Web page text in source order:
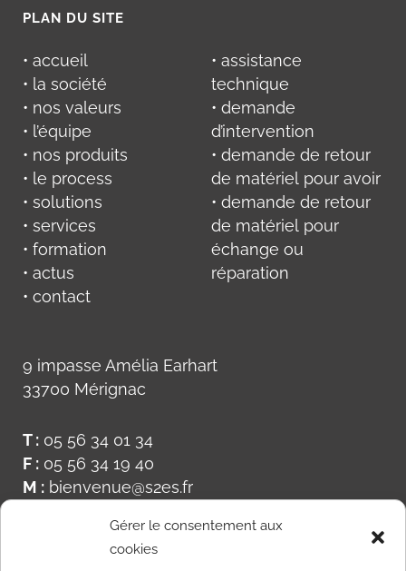
Gérer le consentement aux
cookies
PLAN DU SITE
• accueil
• la société
• nos valeurs
• l’équipe
• nos produits
• le process
• solutions
• services
• formation
• actus
• contact
• assistance
technique
• demande
d’intervention
• demande de retour
de matériel pour avoir
• demande de retour
de matériel pour
échange ou
réparation
9 impasse Amélia Earhart
33700 Mérignac
T : 05 56 34 01 34
F : 05 56 34 19 40
M : bienvenue@s2es.fr